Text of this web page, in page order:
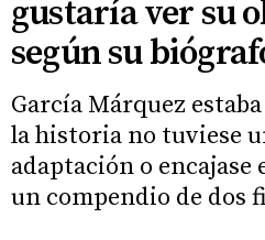
gustaría ver su
según su
García Márquez
la historia no tuviese
adaptación o encajase
un compendio de dos